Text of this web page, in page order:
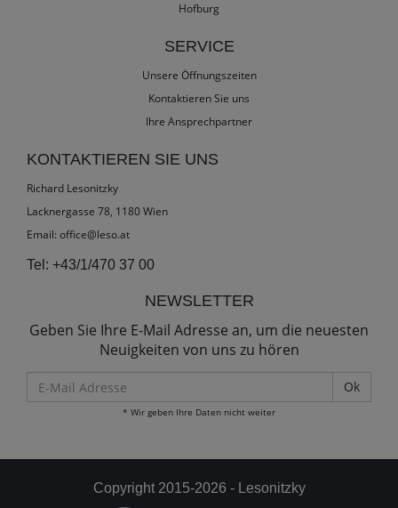
Hofburg
SERVICE
Unsere Öffnungszeiten
Kontaktieren Sie uns
Ihre Ansprechpartner
KONTAKTIEREN SIE UNS
Richard Lesonitzky
Lacknergasse 78, 1180 Wien
Email: office@leso.at
Tel: +43/1/470 37 00
NEWSLETTER
Geben Sie Ihre E-Mail Adresse an, um die neuesten
Neuigkeiten von uns zu hören
Mail
Adresse
* Wir geben Ihre Daten nicht weiter
Copyright 2015-2026 - Lesonitzky